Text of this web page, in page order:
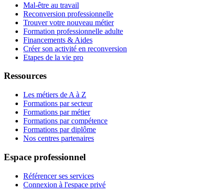
Mal-être au travail
Reconversion professionnelle
Trouver votre nouveau métier
Formation professionnelle adulte
Financements & Aides
Créer son activité en reconversion
Etapes de la vie pro
Ressources
Les métiers de A à Z
Formations par secteur
Formations par métier
Formations par compétence
Formations par diplôme
Nos centres partenaires
Espace professionnel
Référencer ses services
Connexion à l'espace privé